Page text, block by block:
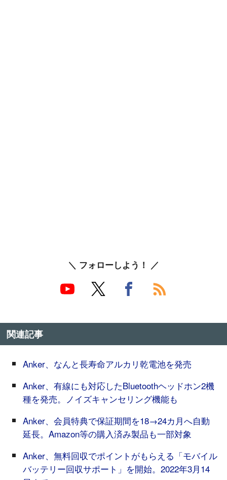
＼ フォローしよう！ ／
関連記事
Anker、なんと長寿命アルカリ乾電池を発売
Anker、有線にも対応したBluetoothヘッドホン2機
種を発売。ノイズキャンセリング機能も
Anker、会員特典で保証期間を18→24カ月へ自動
延長。Amazon等の購入済み製品も一部対象
Anker、無料回収でポイントがもらえる「モバイル
バッテリー回収サポート」を開始。2022年3月14